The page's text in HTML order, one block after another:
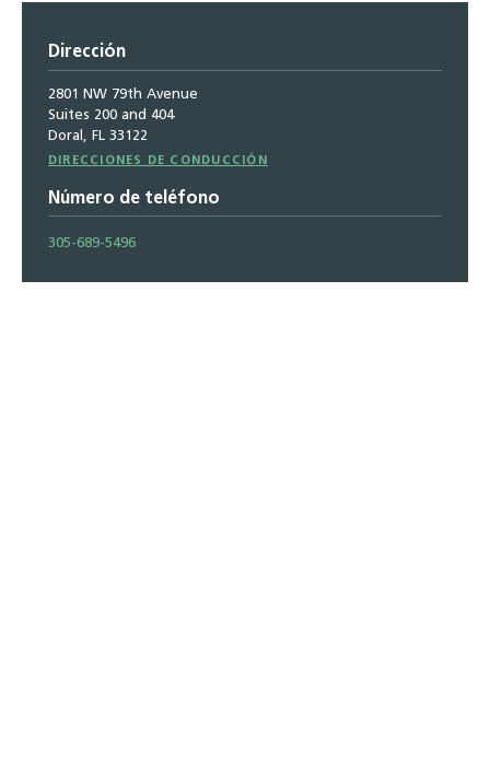
Dirección
2801 NW 79th Avenue
Suites 200 and 404
Doral, FL 33122
Direcciones
DIRECCIONES DE CONDUCCIÓN
Número de teléfono
305-689-5496